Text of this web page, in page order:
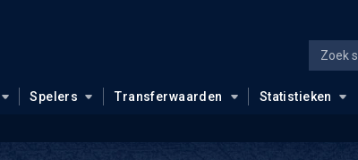
Spelers Transferwaarden Statistieken